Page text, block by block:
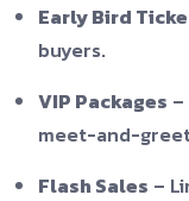
Early Bird
buyers.
VIP Packages
meet-and-
Flash Sales –